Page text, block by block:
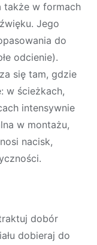
także w formach
Jego
do
odcienie).
się tam, gdzie
w ścieżkach,
intensywnie
w montażu,
nacisk,
dobór
dobieraj do